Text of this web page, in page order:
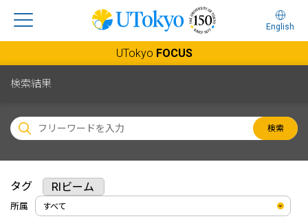
English
UTokyo FOCUS
検索結果
検索
タグ RIビーム
所属